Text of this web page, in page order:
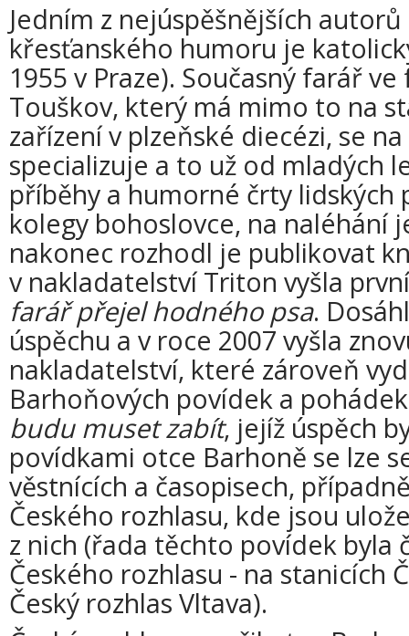
Jedním z nejúspěšnějších
křesťanského humoru je
1955 v Praze). Současný farář
Touškov, který má mimo to na
zařízení v plzeňské diecézi, se
specializuje a to už od mladých
příběhy a humorné črty lidských
kolegy bohoslovce, na naléhání
nakonec rozhodl je publikovat
v nakladatelství Triton vyšla
farář přejel hodného psa.
úspěchu a v roce 2007 vyšla
nakladatelství, které zároveň
Barhoňových povídek a
budu muset zabít, jejíž úspěch
povídkami otce Barhoně se lze
věstnících a časopisech,
Českého rozhlasu, kde jsou
z nich (řada těchto povídek byla
Českého rozhlasu - na stanicích
Český rozhlas Vltava).